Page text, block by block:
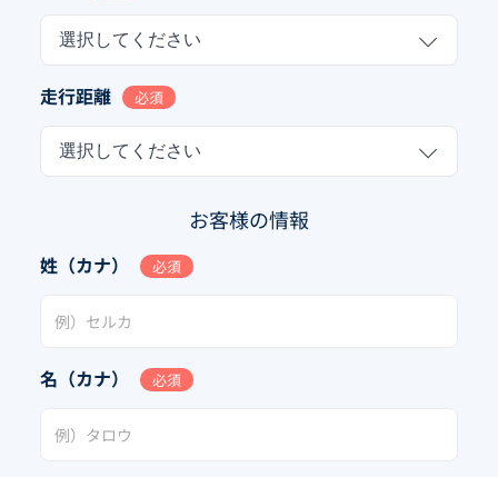
選択してください
走行距離 必須
選択してください
お客様の情報
姓（カナ） 必須
名（カナ） 必須